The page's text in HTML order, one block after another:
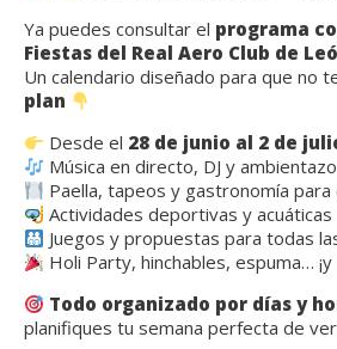
Ya puedes consultar el programa
Fiestas del Real Aero Club de
Un calendario diseñado para que no
plan
Desde el 28 de junio al 2 de
Música en directo, DJ y ambientazo
Paella, tapeos y gastronomía
Actividades deportivas y acuáticas
Juegos y propuestas para todas
Holi Party, hinchables, espuma… ¡y
Todo organizado por días y
planifiques tu semana perfecta de